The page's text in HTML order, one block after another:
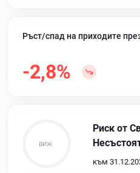
Ръст/спад на приходите
-2,8%
Риск от
към